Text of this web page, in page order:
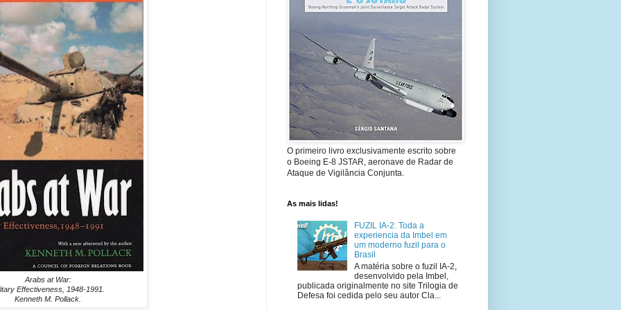
Arabs at War:
Effectiveness, 1948-1991.
Kenneth M. Pollack.
O primeiro livro exclusivamente escrito sobre
o Boeing E-8 JSTAR, aeronave de Radar de
Ataque de Vigilância Conjunta.
As mais lidas!
FUZIL IA-2. Toda a
experiencia da Imbel em
um moderno fuzil para o
Brasil
A matéria sobre o fuzil IA-2,
desenvolvido pela Imbel,
publicada originalmente no site Trilogia de
Defesa foi cedida pelo seu autor Cla...